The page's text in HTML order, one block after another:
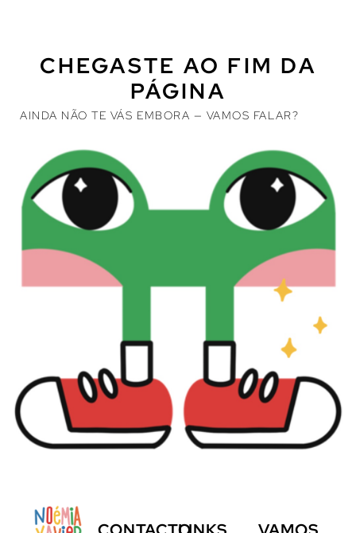
CHEGASTE AO FIM DA
PÁGINA
AINDA NÃO TE VÁS EMBORA — VAMOS FALAR?